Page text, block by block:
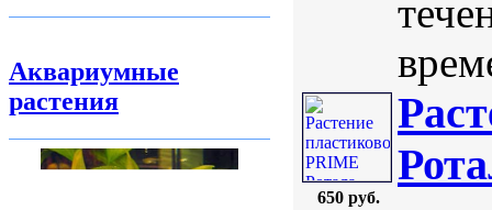
Аквариумные
растения
650 руб.